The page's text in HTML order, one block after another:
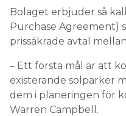
Bolaget erbjuder så
Purchase Agreement)
prissäkrade avtal
– Ett första mål är att
existerande solparker
dem i planeringen för
Warren Campbell.